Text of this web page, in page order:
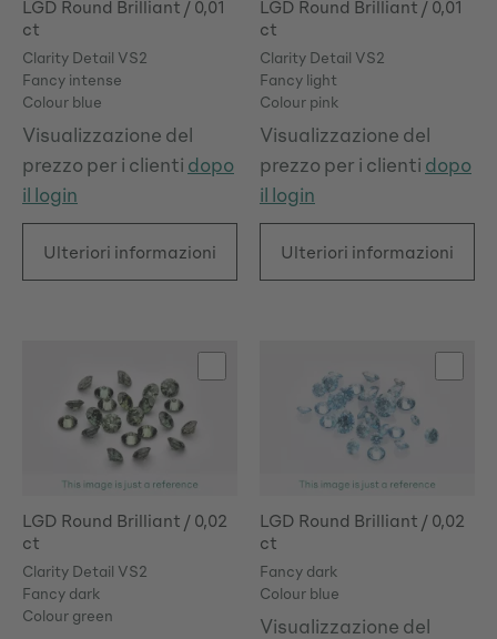
Round
green blue
grey
LGD Round Brilliant / 0,01
ct
Clarity Detail VS2
Fancy intense
Colour blue
Visualizzazione del
prezzo per i clienti dopo
il login
Ulteriori informazioni
LGD Round Brilliant / 0,01
ct
Clarity Detail VS2
Fancy light
Colour pink
Visualizzazione del
prezzo per i clienti dopo
il login
Ulteriori informazioni
LGD Round Brilliant / 0,02
ct
Clarity Detail VS2
Fancy dark
Colour green
LGD Round Brilliant / 0,02
ct
Fancy dark
Colour blue
Visualizzazione del